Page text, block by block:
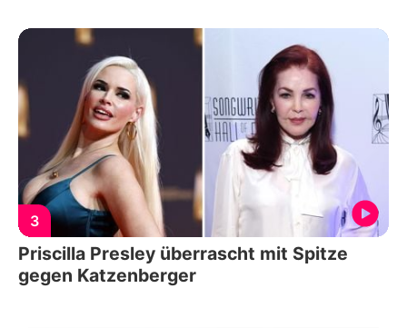
3
Priscilla Presley überrascht mit Spitze
gegen Katzenberger